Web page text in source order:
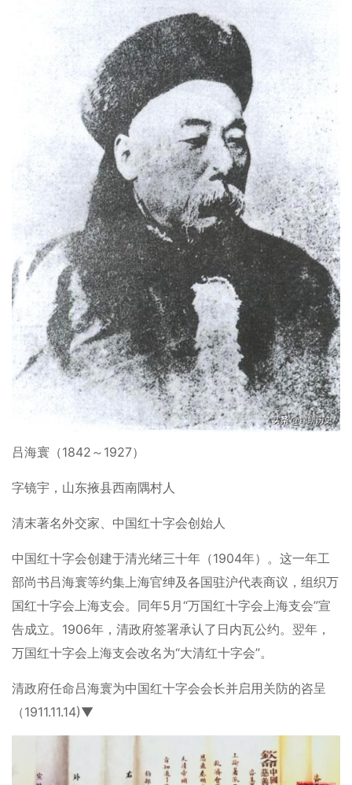
吕海寰（1842～1927）
字镜宇，山东掖县西南隅村人
清末著名外交家、中国红十字会创始人
中国红十字会创建于清光绪三十年（1904年）。这一年工
部尚书吕海寰等约集上海官绅及各国驻沪代表商议，组织万
国红十字会上海支会。同年5月“万国红十字会上海支会”宣
告成立。1906年，清政府签署承认了日内瓦公约。翌年，
万国红十字会上海支会改名为“大清红十字会”。
清政府任命吕海寰为中国红十字会会长并启用关防的咨呈
（1911.11.14)▼